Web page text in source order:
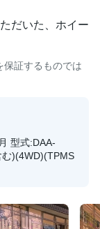
だいた、ホイー
保証するものでは
型式:DAA-
)(4WD)(TPMS